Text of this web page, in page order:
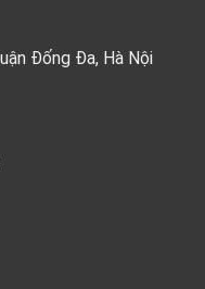
Đống Đa, Hà Nội